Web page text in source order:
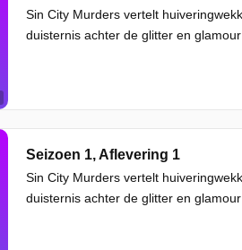
Sin City Murders vertelt
duisternis achter de glitter en
Seizoen 1, Aflevering 1
Sin City Murders vertelt
duisternis achter de glitter en